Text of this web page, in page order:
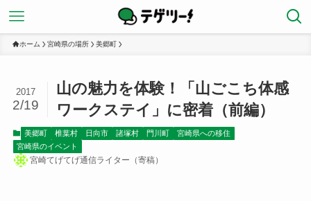
ホーム 宮崎県の場所 美郷町
山の魅力を体験！「山ごこち体感
ワークステイ」に密着（前編）
2017
2/19
美郷町 椎葉村 日向市 諸塚村 門川町
宮崎県への移住
宮崎県のイベント
宮崎てげてげ通信ライター（寄稿）